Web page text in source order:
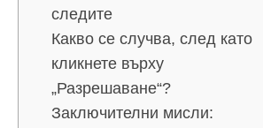
следите
Какво се случва, след като
кликнете върху
„Разрешаване“?
Заключителни мисли: